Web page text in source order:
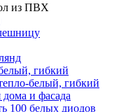
из ПВХ
гибкий
белый, гибкий
и фасада
100 белых диодов